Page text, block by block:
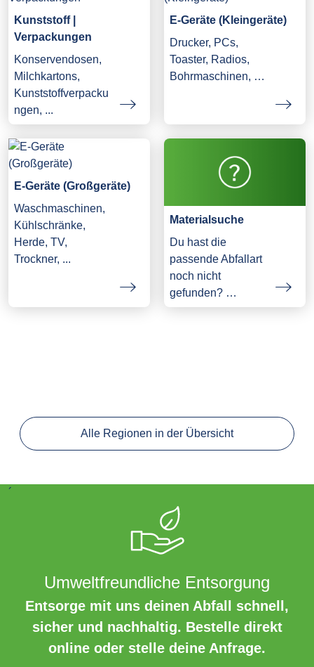
Kunststoff |
Verpackungen
Konservendosen,
Milchkartons,
Kunststoffverpacku
ngen, ...
E-Geräte (Kleingeräte)
Drucker, PCs,
Toaster, Radios,
Bohrmaschinen, …
E-Geräte (Großgeräte)
Waschmaschinen,
Kühlschränke,
Herde, TV,
Trockner, ...
Materialsuche
Du hast die
passende Abfallart
noch nicht
gefunden? …
Alle Regionen in der Übersicht
´
Umweltfreundliche Entsorgung
Entsorge mit uns deinen Abfall schnell,
sicher und nachhaltig. Bestelle direkt
online oder stelle deine Anfrage.